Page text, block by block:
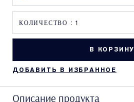
В КОРЗИНУ
ДОБАВИТЬ В ИЗБРАННОЕ
Описание продукта